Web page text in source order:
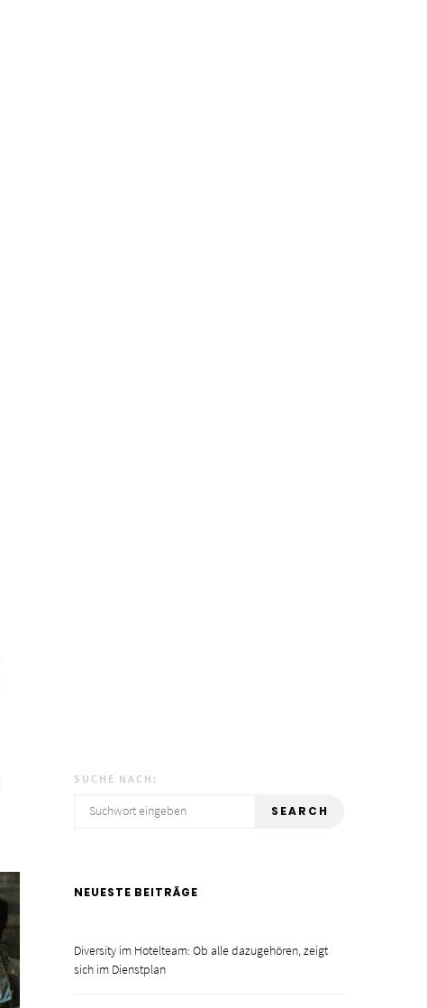
SUCHE NACH:
SEARCH
NEUESTE BEITRÄGE
Diversity im Hotelteam: Ob alle dazugehören, zeigt
sich im Dienstplan